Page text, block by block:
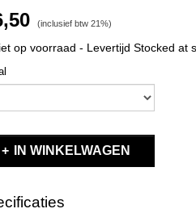
(inclusief btw 21%)
op voorraad - Levertijd Stocked at
IN WINKELWAGEN